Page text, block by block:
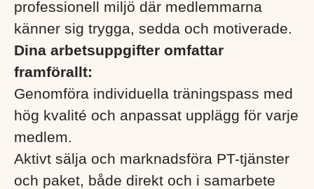
professionell miljö där medlemmarna
känner sig trygga, sedda och motiverade.
Dina arbetsuppgifter omfattar
framförallt:
Genomföra individuella träningspass med
hög kvalité och anpassat upplägg för varje
medlem.
Aktivt sälja och marknadsföra PT-tjänster
och paket, både direkt och i samarbete